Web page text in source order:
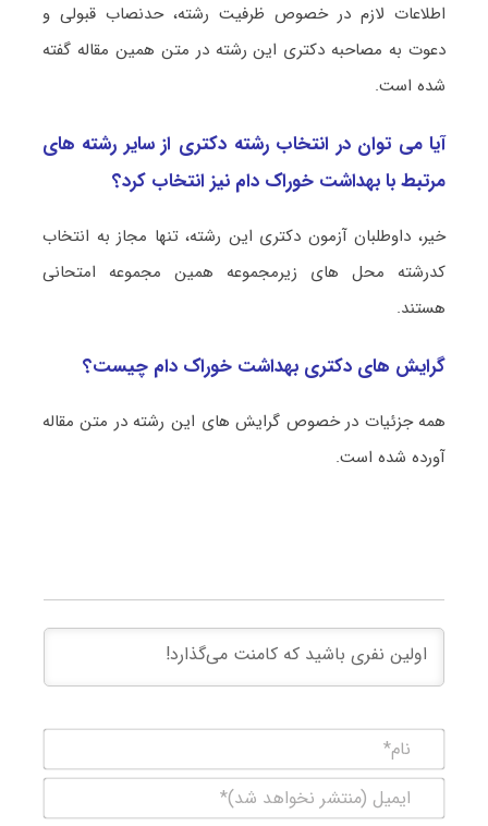
اطلاعات لازم در خصوص ظرفیت رشته، حدنصاب قبولی و
دعوت به مصاحبه دکتری این رشته در متن همین مقاله گفته
شده است.
آیا می توان در انتخاب رشته دکتری از سایر رشته های
مرتبط با بهداشت خوراک دام نیز انتخاب کرد؟
خیر، داوطلبان آزمون دکتری این رشته، تنها مجاز به انتخاب
کدرشته محل های زیرمجموعه همین مجموعه امتحانی
هستند.
گرایش های دکتری بهداشت خوراک دام چیست؟
همه جزئیات در خصوص گرایش های این رشته در متن مقاله
آورده شده است.
(منتشر